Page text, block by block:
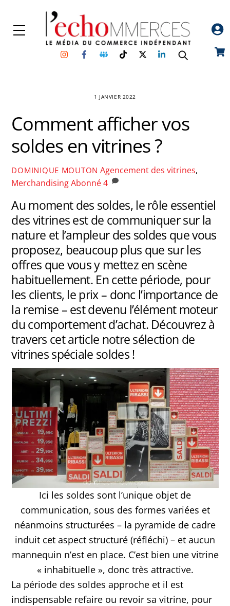
content
Menu
InstagramFacebookGroupe
Facebook
TikTokTwitterLinkedin
1 JANVIER 2022
Comment afficher vos
soldes en vitrines ?
DOMINIQUE MOUTON Agencement des vitrines,
Merchandising Abonné 4
Au moment des soldes, le rôle essentiel
des vitrines est de communiquer sur la
nature et l’ampleur des soldes que vous
proposez, beaucoup plus que sur les
offres que vous y mettez en scène
habituellement. En cette période, pour
les clients, le prix – donc l’importance de
la remise – est devenu l’élément moteur
du comportement d’achat. Découvrez à
travers cet article notre sélection de
vitrines spéciale soldes !
Ici les soldes sont l’unique objet de
communication, sous des formes variées et
néanmoins structurées – la pyramide de cadre
induit cet aspect structuré (réfléchi) – et aucun
mannequin n’est en place. C’est bien une vitrine
« inhabituelle », donc très attractive.
La période des soldes approche et il est
indispensable refaire ou revoir sa vitrine, pour